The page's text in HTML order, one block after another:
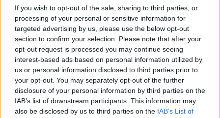
If you wish to opt-out of the sale, sharing to third parties, or
processing of your personal or sensitive information for
targeted advertising by us, please use the below opt-out
section to confirm your selection. Please note that after your
opt-out request is processed you may continue seeing
interest-based ads based on personal information utilized by
us or personal information disclosed to third parties prior to
your opt-out. You may separately opt-out of the further
disclosure of your personal information by third parties on the
IAB’s list of downstream participants. This information may
also be disclosed by us to third parties on the IAB’s List of
LEGFRISSEBB
Paks II.: Mit jelent az 5. blokk új
mérföldköve a felülvizsgálat
árnyékában?